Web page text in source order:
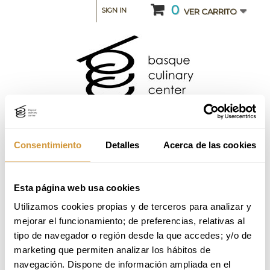
Consentimiento Detalles Acerca de las cookies
Esta página web usa cookies
Utilizamos cookies propias y de terceros para analizar y
mejorar el funcionamiento; de preferencias, relativas al
tipo de navegador o región desde la que accedes; y/o de
marketing que permiten analizar los hábitos de
navegación. Dispone de información ampliada en el
0 VER CARRITO
SIGN IN
CATEGORIA: TALLERES, SEMINARIOS Y MASTER
Curso intensivo de arroces, cereales y
Pseudocereales_3ª Edición_2025 (Online)